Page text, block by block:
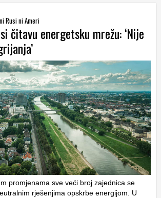
Rusi ni Ameri
čitavu energetsku mrežu: ‘Nije
promjenama sve veći broj zajednica se
rješenjima opskrbe energijom. U